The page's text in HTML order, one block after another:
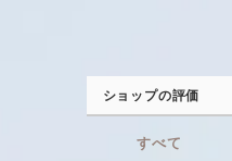
ショップの評価
すべて